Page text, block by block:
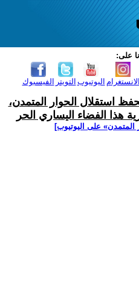
على:
الفيسبوك التويتر اليوتيوب الانستغرام
استقلال الحوار المتمدن،
هذا الفضاء اليساري الحر
المتمدن» على اليوتيوب]